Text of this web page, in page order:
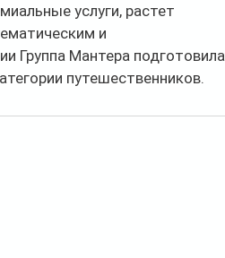
услуги, растет
и
Группа Мантера подготовила
путешественников.